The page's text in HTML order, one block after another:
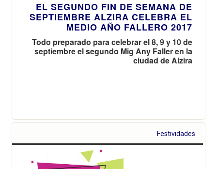
EL SEGUNDO FIN DE SEMANA DE
SEPTIEMBRE ALZIRA CELEBRA EL
MEDIO AÑO FALLERO 2017
Todo preparado para celebrar el 8, 9 y 10 de
septiembre el segundo Mig Any Faller en la
ciudad de Alzira
Festividades